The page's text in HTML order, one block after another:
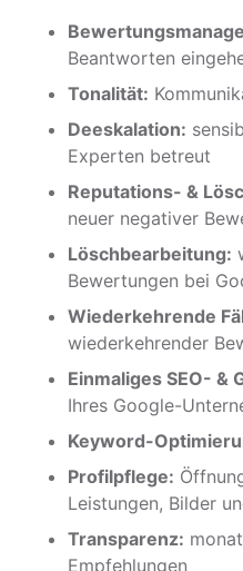
Beantworten
Tonalität:
Deeskalation:
Experten betreut
Reputations- &
neuer negativer
Löschbearbeitung:
Bewertungen bei
Wiederkehrende
wiederkehrender
Einmaliges SEO- &
Ihres Google-
Keyword-
Profilpflege:
Leistungen, Bilder
Transparenz:
Empfehlungen